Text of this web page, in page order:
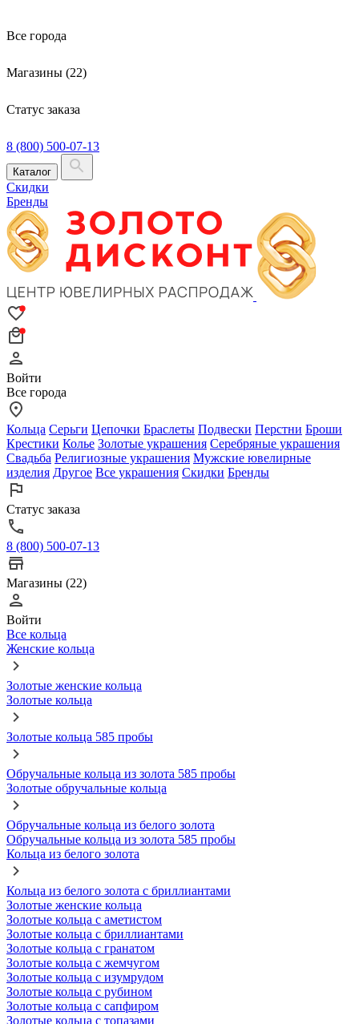
Все города
Магазины (22)
Статус заказа
8 (800) 500-07-13
Каталог
Скидки
Бренды
Войти
Все города
Кольца Серьги Цепочки Браслеты Подвески Перстни Броши
Крестики Колье Золотые украшения Серебряные украшения
Свадьба Религиозные украшения Мужские ювелирные
изделия Другое Все украшения Скидки Бренды
Статус заказа
8 (800) 500-07-13
Магазины (22)
Войти
Все кольца
Женские кольца
Золотые женские кольца
Золотые кольца
Золотые кольца 585 пробы
Обручальные кольца из золота 585 пробы
Золотые обручальные кольца
Обручальные кольца из белого золота
Обручальные кольца из золота 585 пробы
Кольца из белого золота
Кольца из белого золота с бриллиантами
Золотые женские кольца
Золотые кольца с аметистом
Золотые кольца с бриллиантами
Золотые кольца с гранатом
Золотые кольца с жемчугом
Золотые кольца с изумрудом
Золотые кольца с рубином
Золотые кольца с сапфиром
Золотые кольца с топазами